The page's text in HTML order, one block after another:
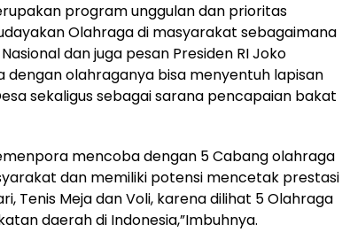
program unggulan dan prioritas
Olahraga di masyarakat sebagaimana
dan juga pesan Presiden RI Joko
olahraganya bisa menyentuh lapisan
sekaligus sebagai sarana pencapaian bakat
mencoba dengan 5 Cabang olahraga
dan memiliki potensi mencetak prestasi
Tenis Meja dan Voli, karena dilihat 5 Olahraga
daerah di Indonesia,”Imbuhnya.